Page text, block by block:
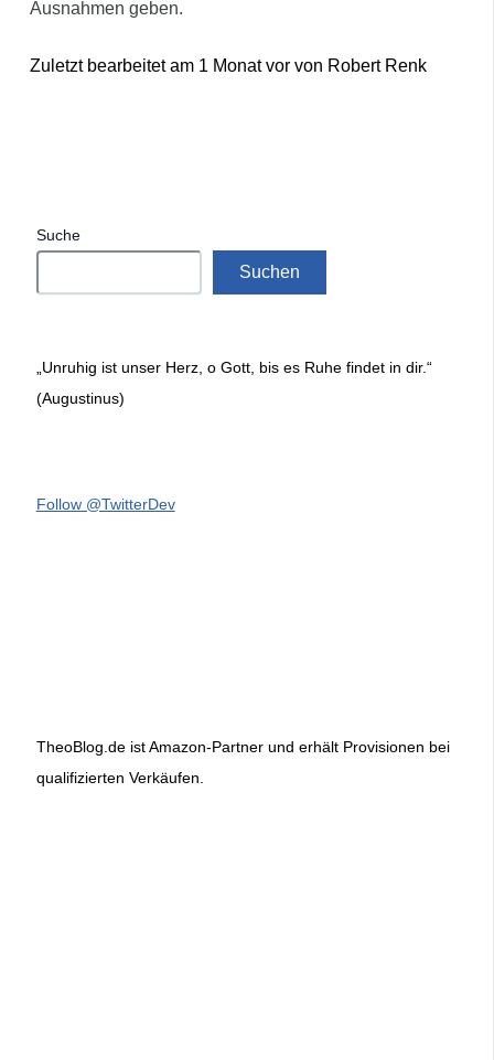
Ausnahmen geben.
Zuletzt bearbeitet am 1 Monat vor von Robert Renk
Suche
Suchen
„Unruhig ist unser Herz, o Gott, bis es Ruhe findet in dir.“
(Augustinus)
Follow @TwitterDev
TheoBlog.de ist Amazon-Partner und erhält Provisionen bei
qualifizierten Verkäufen.